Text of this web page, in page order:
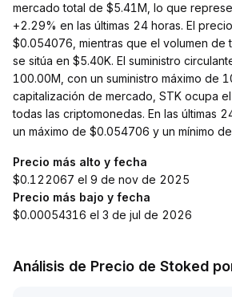
mercado total de $5.41M, lo que
+2.29% en las últimas 24 horas. El
$0.054076, mientras que el volumen de
se sitúa en $5.40K. El suministro
100.00M, con un suministro máximo de
capitalización de mercado, STK ocupa
todas las criptomonedas. En las últimas
un máximo de $0.054706 y un mínimo
Precio más alto y fecha
$0.122067 el 9 de nov de 2025
Precio más bajo y fecha
$0.00054316 el 3 de jul de 2026
Análisis de Precio de Stoked